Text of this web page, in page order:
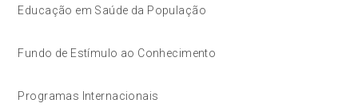
Educação em Saúde da População
Fundo de Estímulo ao Conhecimento
Programas Internacionais